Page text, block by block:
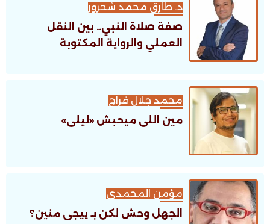
د. طارق محمد شحرور
صفة صلاة النبي.. بين النقل
العملي والرواية المكتوبة
محمد جلال فراج
مين اللى ميحبش «ليلى»
مؤمن المحمدى
الجهل وحش لكن بـ ييجى منين؟